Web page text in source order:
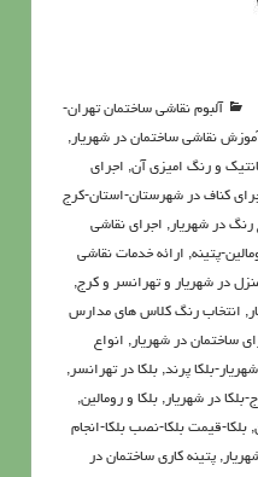
آلبوم نقاشی ساختمان تهران-
نقاشی ساختمان در شهریار,
و رنگ امیزی آن, اجرای
کناف در شهرستان-استان-کرج
رنگ در شهریار, اجرای نقاشی
پتینه, ارائه خدمات نقاشی
در شهریار و تهرانسر و کرج,
, انتخاب رنگ کلاس های مدارس
ساختمان در شهریار, انواع
بلکا پرند, بلکا در تهرانسر,
بلکا در شهریار, بلکا و رومالین,
, بلکا-قیمت بلکا-نصب بلکا-انجام
, پتینه کاری ساختمان در